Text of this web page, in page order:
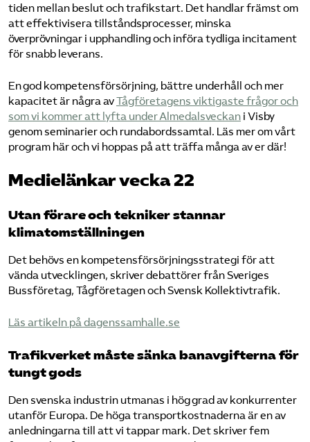
tiden mellan beslut och trafikstart. Det handlar främst om
att effektivisera tillståndsprocesser, minska
överprövningar i upphandling och införa tydliga incitament
för snabb leverans.
En god kompetensförsörjning, bättre underhåll och mer
kapacitet är några av​Tågföretagens viktigaste frågor och
som vi kommer att lyfta under Almedalsveckan​ i Visby
genom seminarier och rundabordssamtal. Läs mer om vårt
program här och vi hoppas på att träffa många av er där!
Medielänkar vecka 22
Utan förare och tekniker stannar
klimatomställningen
Det behövs en kompetensförsörjningsstrategi för att
vända utvecklingen, skriver debattörer från Sveriges
Bussföretag, Tågföretagen och Svensk Kollektivtrafik.
​Läs artikeln på dagenssamhalle.se​
Trafikverket måste sänka banavgifterna för
tungt gods
Den svenska industrin utmanas i hög grad av konkurrenter
utanför Europa. De höga transportkostnaderna är en av
anledningarna till att vi tappar mark. Det skriver fem